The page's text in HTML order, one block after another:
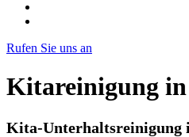
Rufen Sie uns an
Kitareinigung
Kita-Unterhaltsreinigung